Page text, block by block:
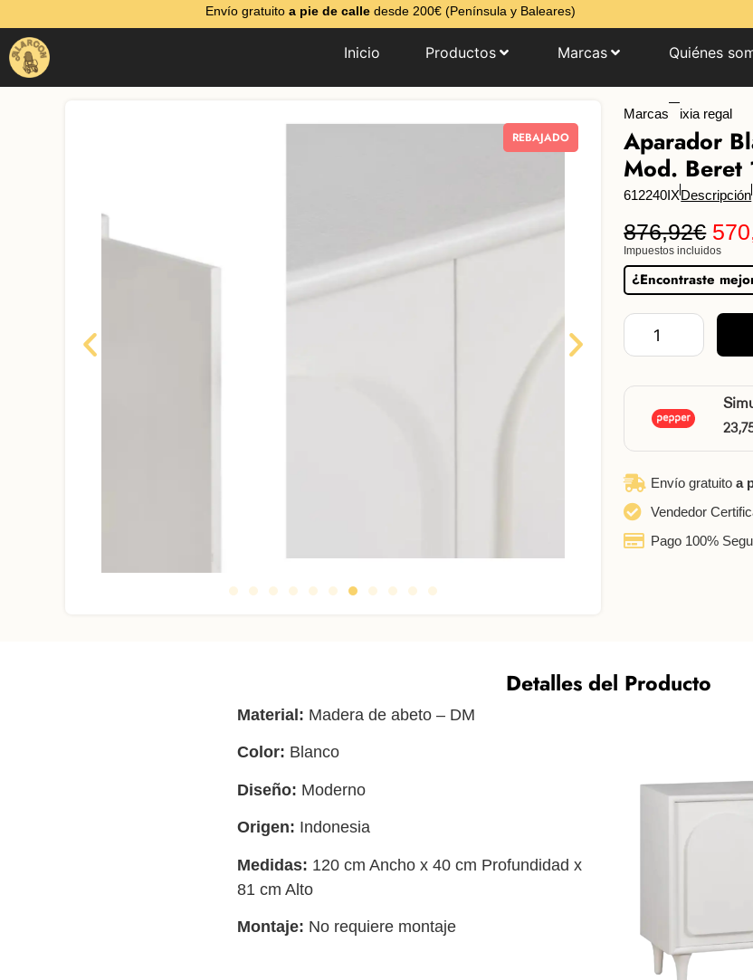
Envío gratuitoa pie de calle desde 200€ (Península y Baleares)
Inicio Productos Marcas Quiénes
REBAJADO
Marcas ixia regal
Aparador
Mod.
612240IXDescripción
876,92€
Impuestos incluidos
¿Encontraste
Envío gratuitoa
Vendedor
Pago 100%
Detalles del Producto
Material: Madera de abeto – DM
Color: Blanco
Diseño: Moderno
Origen: Indonesia
Medidas: 120 cm Ancho x 40 cm Profundidad x
81 cm Alto
Montaje: No requiere montaje